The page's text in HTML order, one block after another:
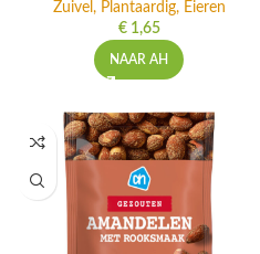
Zuivel, Plantaardig, Eieren
€ 1,65
NAAR AH